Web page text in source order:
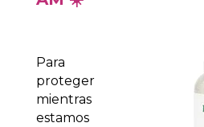
Para
proteger
mientras
estamos